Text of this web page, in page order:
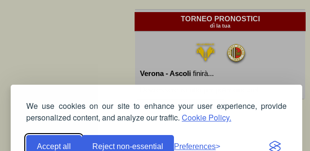
We use cookies on our site to enhance your user experience, provide
personalized content, and analyze our traffic. Cookie Policy.
Accept all Reject non-essential Preferences
TORNEO PRONOSTICI
dì la tua
Verona - Ascoli finirà...